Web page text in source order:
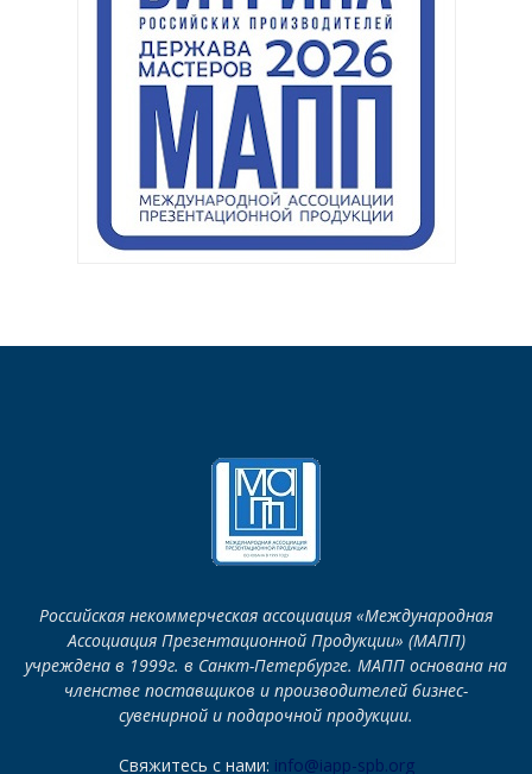
Российская некоммерческая ассоциация «Международная
Ассоциация Презентационной Продукции» (МАПП)
учреждена в 1999г. в Санкт-Петербурге. МАПП основана на
членстве поставщиков и производителей бизнес-
сувенирной и подарочной продукции.
Свяжитесь с нами: info@iapp-spb.org